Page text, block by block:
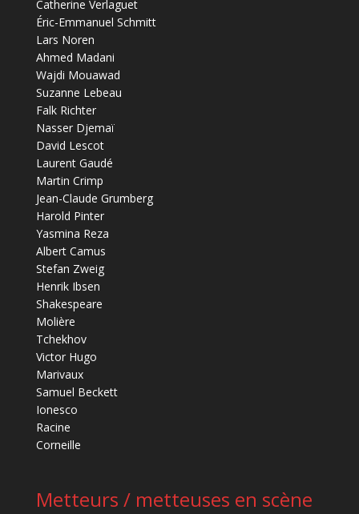
Catherine Verlaguet
Éric-Emmanuel Schmitt
Lars Noren
Ahmed Madani
Wajdi Mouawad
Suzanne Lebeau
Falk Richter
Nasser Djemaï
David Lescot
Laurent Gaudé
Martin Crimp
Jean-Claude Grumberg
Harold Pinter
Yasmina Reza
Albert Camus
Stefan Zweig
Henrik Ibsen
Shakespeare
Molière
Tchekhov
Victor Hugo
Marivaux
Samuel Beckett
Ionesco
Racine
Corneille
Metteurs / metteuses en scène